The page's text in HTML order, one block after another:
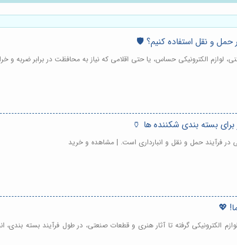
حمل و نقل استفاده کنیم؟ 🛡️
لوازم الکترونیکی حساس، یا حتی اقلامی که نیاز به محافظت در برابر ضربه و
برای بسته بندی شکننده ها 🏺
در فرآیند حمل و نقل و انبارداری است. | مشاهده و خرید
💖
گرفته تا آثار هنری و قطعات صنعتی، در طول فرآیند بسته